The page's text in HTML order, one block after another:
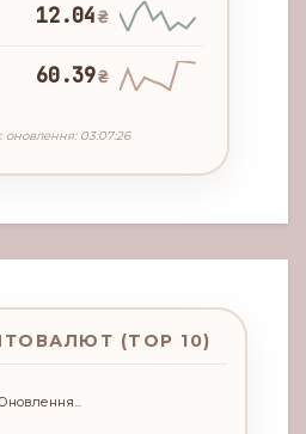
12.04₴
60.39₴
оновлення: 03:07:26
(TOP 10)